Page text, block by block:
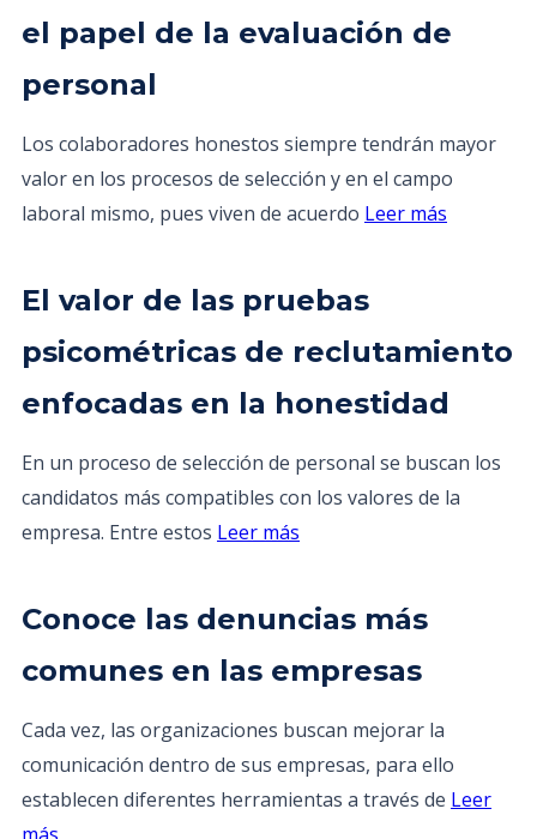
el papel de la evaluación de
personal
Los colaboradores honestos siempre tendrán mayor
valor en los procesos de selección y en el campo
laboral mismo, pues viven de acuerdo Leer más
El valor de las pruebas
psicométricas de reclutamiento
enfocadas en la honestidad
En un proceso de selección de personal se buscan los
candidatos más compatibles con los valores de la
empresa. Entre estos Leer más
Conoce las denuncias más
comunes en las empresas
Cada vez, las organizaciones buscan mejorar la
comunicación dentro de sus empresas, para ello
establecen diferentes herramientas a través de Leer